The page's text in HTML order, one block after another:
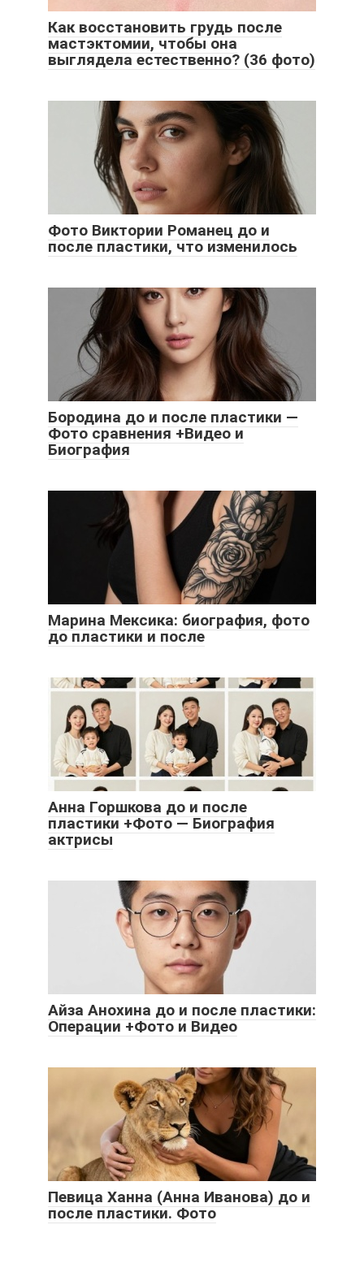
Как восстановить грудь после
мастэктомии, чтобы она
выглядела естественно? (36 фото)
Фото Виктории Романец до и
после пластики, что изменилось
Бородина до и после пластики —
Фото сравнения +Видео и
Биография
Марина Мексика: биография, фото
до пластики и после
Анна Горшкова до и после
пластики +Фото — Биография
актрисы
Айза Анохина до и после пластики:
Операции +Фото и Видео
Певица Ханна (Анна Иванова) до и
после пластики. Фото